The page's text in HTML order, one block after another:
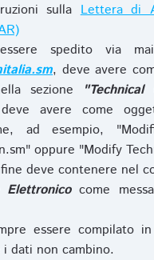
sullaLettera di
spedito via
, deve avere
sezione
"Technical
deve avere come
ad esempio,
oppure "Modify
deve contenere nel
Elettronicocome
essere compilato
dati non cambino.